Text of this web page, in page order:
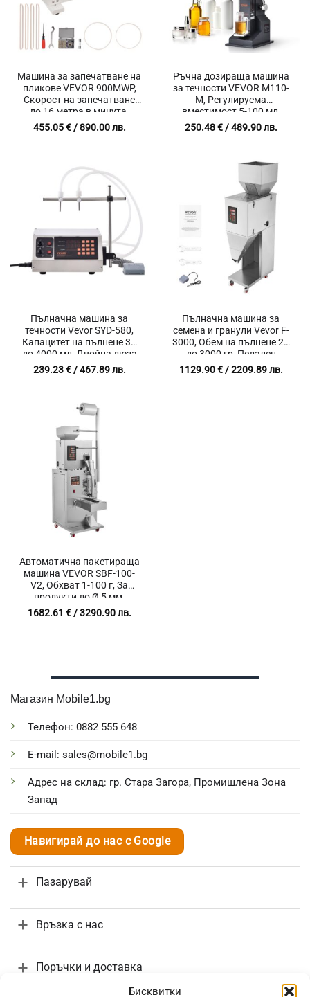
Бисквитки
Машина за запечатване на
пликове VEVOR 900MWP,
Скорост на запечатване
до 16 метра в минута,
Ширина на запечатване от
6 до 12 мм, За пликове с
455.05€/ 890.00 лв.
Ръчна дозираща машина
за течности VEVOR M110-
M, Регулируема
вместимост 5-100 мл,
Анти-капкова система,
Неръждаема стомана
250.48€/ 489.90 лв.
Пълначна машина за
течности Vevor SYD-580,
Капацитет на пълнене 30
до 4000 мл, Двойна дюза
239.23€/ 467.89 лв.
Пълначна машина за
семена и гранули Vevor F-
3000, Обем на пълнене 20
до 3000 гр, Педален
превключвател
1129.90€/ 2209.89 лв.
Автоматична пакетираща
машина VEVOR SBF-100-
V2, Обхват 1-100 г, За
продукти до Ø 5 мм,
Неръждаема стомана,
Двойна вибрационна
1682.61 €/ 3290.90 лв.
Магазин Mobile1.bg
Телефон: 0882 555 648
E-mail: sales@mobile1.bg
Адрес на склад: гр. Стара Загора, Промишлена Зона
Запад
Навигирай до нас с Google
Пазарувай
Връзка с нас
Поръчки и доставка